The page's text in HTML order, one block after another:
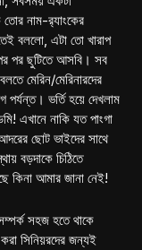
তোর নাম-র‍্যাংকের
বললো, এটা তো খারাপ
পর ছুটিতে আসবি। সব
মেরিন/মেরিনারদের
পর্যন্ত। ভর্তি হয়ে দেখলাম
এখানে নাকি যত পাংগা
ছোট ভাইদের সাথে
বড়দাকে চিঠিতে
কিনা আমার জানা নেই!
সহজ হতে থাকে
সিনিয়রদের জন্যই